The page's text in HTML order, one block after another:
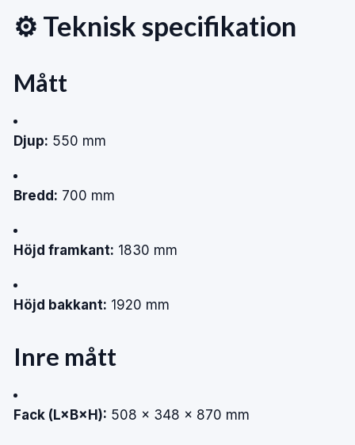
⚙️ Teknisk specifikation
Mått
Djup: 550 mm
Bredd: 700 mm
Höjd framkant: 1830 mm
Höjd bakkant: 1920 mm
Inre mått
Fack (L×B×H): 508 × 348 × 870 mm